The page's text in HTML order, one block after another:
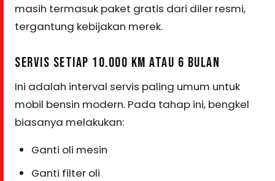
masih termasuk paket gratis dari diler resmi,
tergantung kebijakan merek.
SERVIS SETIAP 10.000 KM ATAU 6 BULAN
Ini adalah interval servis paling umum untuk
mobil bensin modern. Pada tahap ini, bengkel
biasanya melakukan:
Ganti oli mesin
Ganti filter oli